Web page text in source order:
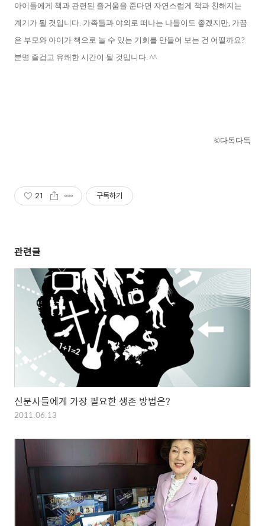
아이들에게 책과 관련된 즐거움을 준다면 자연스럽게 책과 친해지는
계기가 될 것입니다. 가족들과 야외로 떠나는 나들이도 좋겠지만, 가끔
은 부모와 아이가 책으로 놀 수 있는 기회를 만들어 보는 건 어떨까요?
분명 즐겁고 유쾌한 시간이 될 것입니다. ^^
©다독다독
21 구독하기
관련글
신문사들에게 가장 필요한 생존 방법은?
2011.06.13